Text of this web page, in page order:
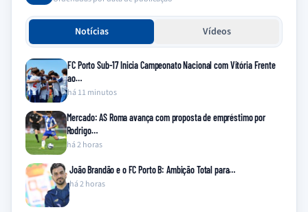
Notícias Vídeos
FC Porto Sub-17 Inicia Campeonato Nacional com Vitória Frente
ao…
há 11 minutos
Mercado: AS Roma avança com proposta de empréstimo por
Rodrigo…
há 2 horas
João Brandão e o FC Porto B: Ambição Total para…
há 2 horas